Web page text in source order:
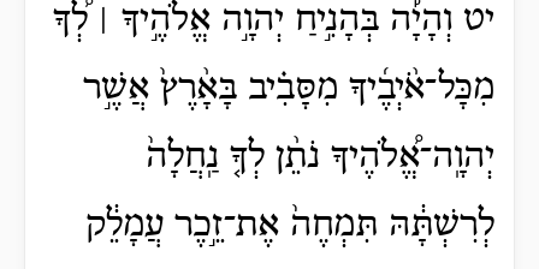
יט וְהָיָ֡ה בְּהָנִ֣יחַ יְהוָ֣ה אֱלֹהֶ֣יךָ ׀ לְ֠ךָ
מִכָּל־אֹ֨יְבֶ֜יךָ מִסָּבִ֗יב בָּאָ֨רֶץ֙ אֲשֶׁ֣ר
יְהוָֽה־אֱ֠לֹהֶיךָ נֹתֵ֨ן לְךָ֤ נַֽחֲלָה֙
לְרִשְׁתָּ֔הּ תִּמְחֶה֙ אֶת־זֵ֣כֶר עֲמָלֵ֔ק